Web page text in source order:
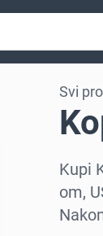
Svi
Kupi
om,